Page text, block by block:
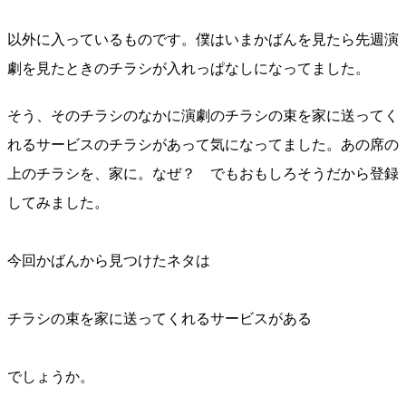
以外に入っているものです。僕はいまかばんを見たら先週演
劇を見たときのチラシが入れっぱなしになってました。
そう、そのチラシのなかに演劇のチラシの束を家に送ってく
れるサービスのチラシがあって気になってました。あの席の
上のチラシを、家に。なぜ？ でもおもしろそうだから登録
してみました。
今回かばんから見つけたネタは
チラシの束を家に送ってくれるサービスがある
でしょうか。